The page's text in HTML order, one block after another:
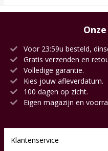
Voor 23:59u besteld,
Gratis verzenden en
Volledige garantie.
Kies jouw afleverdatum.
100 dagen op zicht.
Eigen magazijn en
Klantenservice